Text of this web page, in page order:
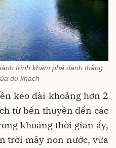
trình khám phá danh thắng
du khách
kéo dài khoảng hơn 2
từ bến thuyền đến các
khoảng thời gian ấy,
trời mây non nước, vừa